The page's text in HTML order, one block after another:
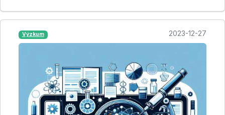
Výzkum 2023-12-27